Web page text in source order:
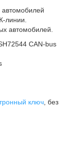
автомобилей
линии.
автомобилей.
CAN-bus
ключ , без